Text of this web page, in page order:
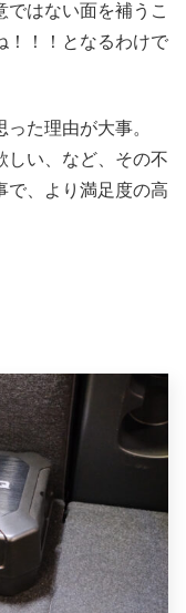
はない面を補うこ
！！！となるわけで
た理由が大事。
しい、など、その不
で、より満足度の高